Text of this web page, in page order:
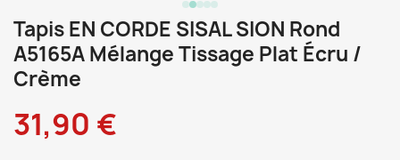
Tapis EN CORDE SISAL SION Rond
A5165A Mélange Tissage Plat Écru /
Crème
31,90 €